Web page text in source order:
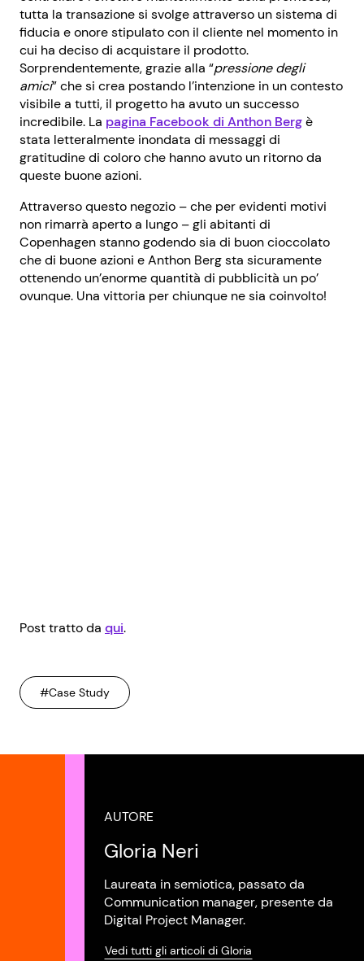
tutta la transazione si svolge attraverso un sistema di
fiducia e onore stipulato con il cliente nel momento in
cui ha deciso di acquistare il prodotto.
Sorprendentemente, grazie alla “pressione degli
amici” che si crea postando l’intenzione in un contesto
visibile a tutti, il progetto ha avuto un successo
incredibile. La pagina Facebook di Anthon Bergè
stata letteralmente inondata di messaggi di
gratitudine di coloro che hanno avuto un ritorno da
queste buone azioni.
Attraverso questo negozio – che per evidenti motivi
non rimarrà aperto a lungo – gli abitanti di
Copenhagen stanno godendo sia di buon cioccolato
che di buone azioni e Anthon Berg sta sicuramente
ottenendo un’enorme quantità di pubblicità un po’
ovunque. Una vittoria per chiunque ne sia coinvolto!
Post tratto da qui.
#Case Study
AUTORE
Gloria Neri
Laureata in semiotica, passato da
Communication manager, presente da
Digital Project Manager.
Vedi tutti gli articoli di Gloria